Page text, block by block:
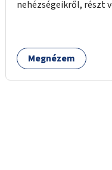
nehézségeikről, részt
biztonságban
Megnézem